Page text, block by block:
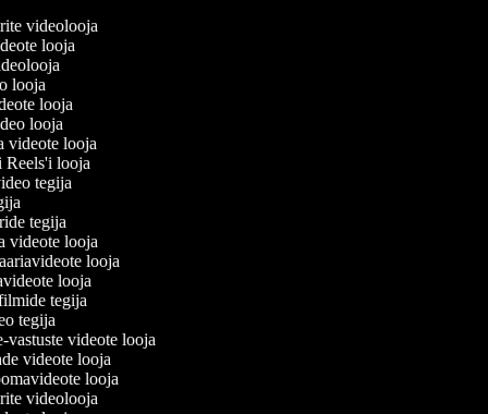
videolooja
looja
looja
looja
looja
videote looja
Reels'i looja
tegija
tegija
videote looja
looja
looja
tegija
tegija
vastuste videote looja
videote looja
looja
videolooja